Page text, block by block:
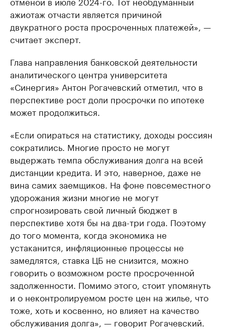
ажиотаж отчасти является причиной
двукратного роста просроченных платежей», —
считает эксперт.
Глава направления банковской деятельности
аналитического центра университета
«Синергия» Антон Рогачевский отметил, что в
перспективе рост доли просрочки по ипотеке
может продолжиться.
«Если опираться на статистику, доходы россиян
сократились. Многие просто не могут
выдержать темпа обслуживания долга на всей
дистанции кредита. И это, наверное, даже не
вина самих заемщиков. На фоне повсеместного
удорожания жизни многие не могут
спрогнозировать свой личный бюджет в
перспективе хотя бы на два-три года. Поэтому
до того момента, когда экономика не
устаканится, инфляционные процессы не
замедлятся, ставка ЦБ не снизится, можно
говорить о возможном росте просроченной
задолженности. Помимо этого, стоит упомянуть
и о неконтролируемом росте цен на жилье, что
тоже, хоть и косвенно, но влияет на качество
обслуживания долга», — говорит Рогачевский.